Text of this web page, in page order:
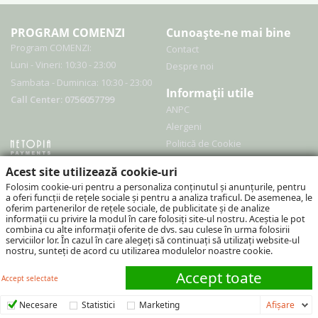
Acest site utilizează cookie-uri
Folosim cookie-uri pentru a personaliza conținutul și anunțurile, pentru
a oferi funcții de rețele sociale și pentru a analiza traficul. De asemenea, le
oferim partenerilor de rețele sociale, de publicitate și de analize
informații cu privire la modul în care folosiți site-ul nostru. Aceștia le pot
combina cu alte informații oferite de dvs. sau culese în urma folosirii
serviciilor lor. În cazul în care alegeți să continuați să utilizați website-ul
nostru, sunteți de acord cu utilizarea modulelor noastre cookie.
Accept selectate Accept toate
Necesare Statistici Marketing Afişare
COȘUL MEU 0.00 lei
PROGRAM COMENZI
Program COMENZI:
Luni - Vineri: 10:30 - 23:00
Sambata - Duminica: 10:30 - 23:00
Call Center: 0756057799
Cunoaște-ne mai bine
Contact
Despre noi
Informații utile
ANPC
Alergeni
Politică de Cookie
Politică de Confidențialitate
Termeni si Condiții
Urmărește-ne și pe
Instagram
Facebook